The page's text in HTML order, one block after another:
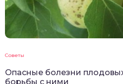
Советы
Опасные болезни
борьбы с ними